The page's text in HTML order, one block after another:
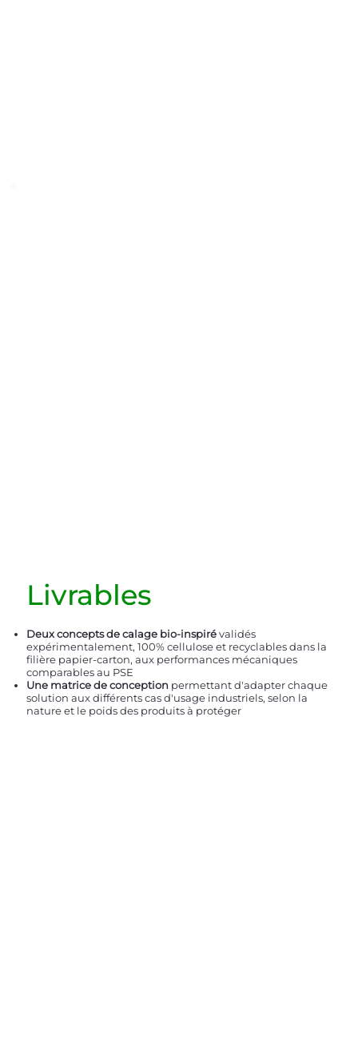
Livrables
Deux concepts de calage bio-inspirévalidés
expérimentalement, 100% cellulose et recyclables dans la
filière papier-carton, aux performances mécaniques
comparables au PSE
Une matrice de conception permettant d'adapter chaque
solution aux différents cas d'usage industriels, selon la
nature et le poids des produits à protéger